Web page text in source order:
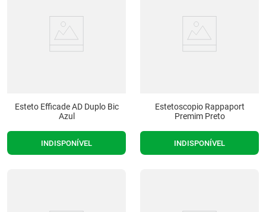
Esteto Efficade AD Duplo Bic
Azul
INDISPONÍVEL
Estetoscopio Rappaport
Premim Preto
INDISPONÍVEL